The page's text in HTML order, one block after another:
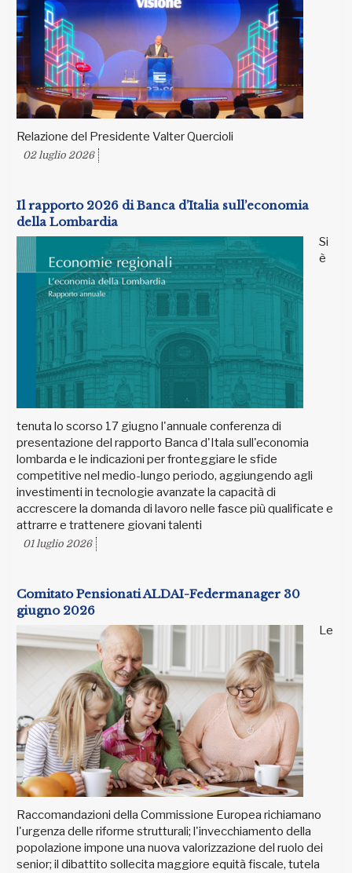
Relazione del Presidente Valter Quercioli
02 luglio 2026
Il rapporto 2026 di Banca d’Italia sull’economia
della Lombardia
Si
è
tenuta lo scorso 17 giugno l'annuale conferenza di
presentazione del rapporto Banca d'Itala sull'economia
lombarda e le indicazioni per fronteggiare le sfide
competitive nel medio-lungo periodo, aggiungendo agli
investimenti in tecnologie avanzate la capacità di
accrescere la domanda di lavoro nelle fasce più qualificate e
attrarre e trattenere giovani talenti
01 luglio 2026
Comitato Pensionati ALDAI-Federmanager 30
giugno 2026
Le
Raccomandazioni della Commissione Europea richiamano
l'urgenza delle riforme strutturali; l'invecchiamento della
popolazione impone una nuova valorizzazione del ruolo dei
senior; il dibattito sollecita maggiore equità fiscale, tutela